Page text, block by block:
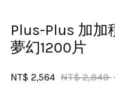
Plus-Plus 加加
夢幻1200片
NT$ 2,564 NT$ 2,849